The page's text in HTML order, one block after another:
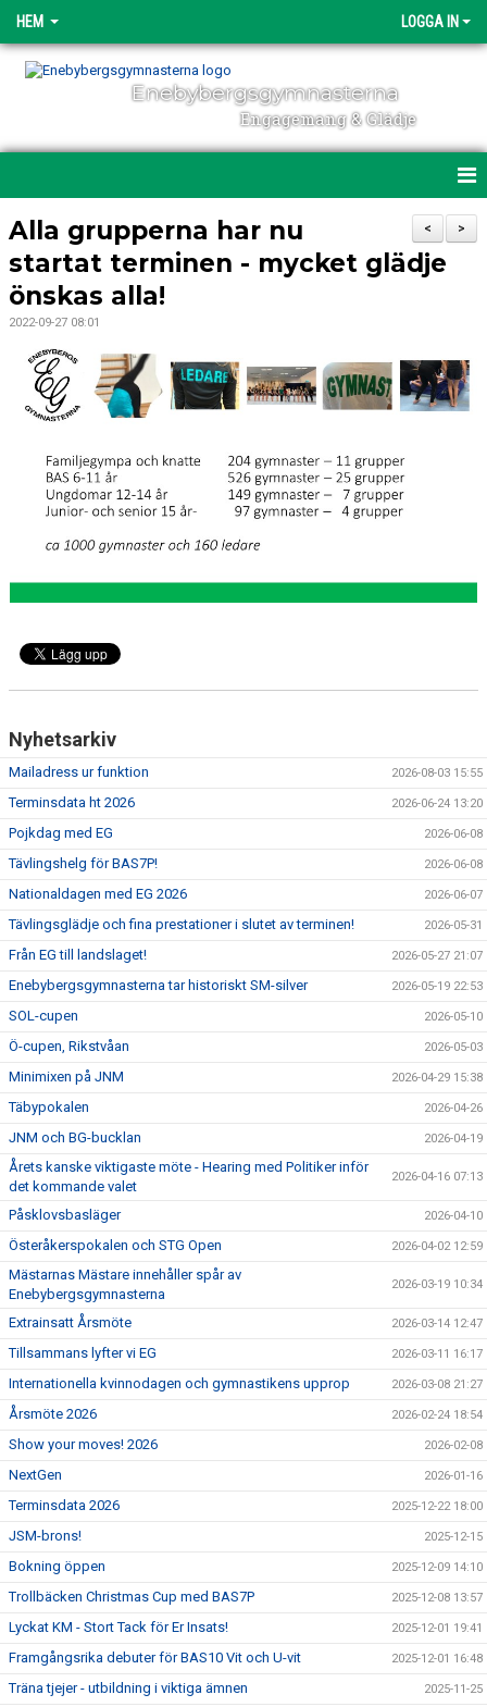
HEM LOGGA IN
Enebybergsgymnasterna
Engagemang & Glädje
HEM
DIREKTANMÄLAN
ENGAGEMANG
NYHETER
POLICY & DOKUMENT
KANSLIET
VÅRA ANSTÄLLDA LEDARE
STYRELSE
LAGFÖRÄLDRAR
HALLAR
FRÅGOR & SVAR
EVENT
KONTAKT
>
<
Alla grupperna har nu
startat terminen - mycket glädje
önskas alla!
2022-09-27 08:01
Nyhetsarkiv
Mailadress ur funktion 2026-08-03 15:55
Terminsdata ht 2026 2026-06-24 13:20
Pojkdag med EG 2026-06-08
Tävlingshelg för BAS7P! 2026-06-08
Nationaldagen med EG 2026 2026-06-07
Tävlingsglädje och fina prestationer i slutet av terminen! 2026-05-31
Från EG till landslaget! 2026-05-27 21:07
Enebybergsgymnasterna tar historiskt SM-silver 2026-05-19 22:53
SOL-cupen 2026-05-10
Ö-cupen, Rikstvåan 2026-05-03
Minimixen på JNM 2026-04-29 15:38
Täbypokalen 2026-04-26
JNM och BG-bucklan 2026-04-19
Årets kanske viktigaste möte - Hearing med Politiker inför
det kommande valet
2026-04-16 07:13
Påsklovsbasläger 2026-04-10
Österåkerspokalen och STG Open 2026-04-02 12:59
Mästarnas Mästare innehåller spår av
Enebybergsgymnasterna
2026-03-19 10:34
Extrainsatt Årsmöte 2026-03-14 12:47
Tillsammans lyfter vi EG 2026-03-11 16:17
Internationella kvinnodagen och gymnastikens upprop 2026-03-08 21:27
Årsmöte 2026 2026-02-24 18:54
Show your moves! 2026 2026-02-08
NextGen 2026-01-16
Terminsdata 2026 2025-12-22 18:00
JSM-brons! 2025-12-15
Bokning öppen 2025-12-09 14:10
Trollbäcken Christmas Cup med BAS7P 2025-12-08 13:57
Lyckat KM - Stort Tack för Er Insats! 2025-12-01 19:41
Framgångsrika debuter för BAS10 Vit och U-vit 2025-12-01 16:48
Träna tjejer - utbildning i viktiga ämnen 2025-11-25